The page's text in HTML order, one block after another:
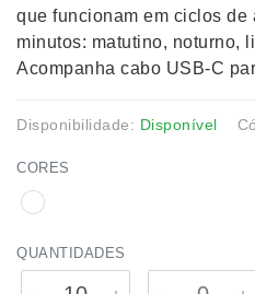
que funcionam em ciclos de
minutos: matutino, noturno,
Acompanha cabo USB-C
Disponibilidade: Disponível
CORES
QUANTIDADES